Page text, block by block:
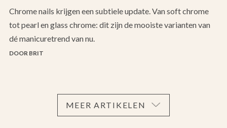
Chrome nails krijgen een subtiele update. Van soft chrome
tot pearl en glass chrome: dit zijn de mooiste varianten van
dé manicuretrend van nu.
DOOR BRIT
MEER ARTIKELEN